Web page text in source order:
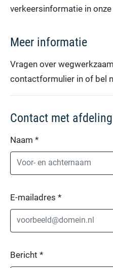
verkeersinformatie in
Meer informatie
Vragen over
contactformulier in of bel
Contact met
Naam *
E-mailadres *
Bericht *